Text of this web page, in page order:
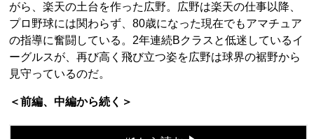
がら、楽天の土台を作った広野。広野は楽天の仕事以降、
プロ野球には関わらず、80歳になった現在でもアマチュア
の指導に奮闘している。2年連続Bクラスと低迷しているイ
ーグルスが、再び高く飛び立つ姿を広野は球界の裾野から
見守っているのだ。
＜前編、中編から続く＞